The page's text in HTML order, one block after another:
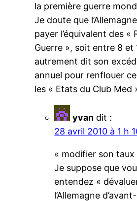
la première guerre
Je doute que
payer l’équivalent des «
Guerre », soit entre 8 et
autrement dit son
annuel pour renflouer ce
les « Etats du Club Med
yvan dit :
28 avril 2010 à 1 h
« modifier son
Je suppose que
entendez «
l’Allemagne